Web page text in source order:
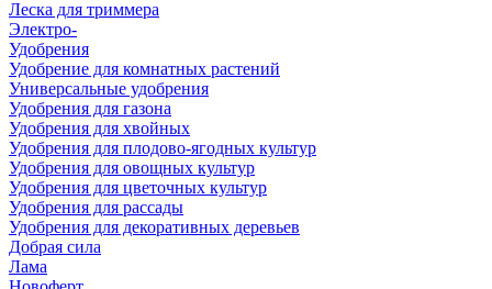
Леска для триммера
Электро-
Удобрения
Удобрение для комнатных растений
Универсальные удобрения
Удобрения для газона
Удобрения для хвойных
Удобрения для плодово-ягодных культур
Удобрения для овощных культур
Удобрения для цветочных культур
Удобрения для рассады
Удобрения для декоративных деревьев
Добрая сила
Лама